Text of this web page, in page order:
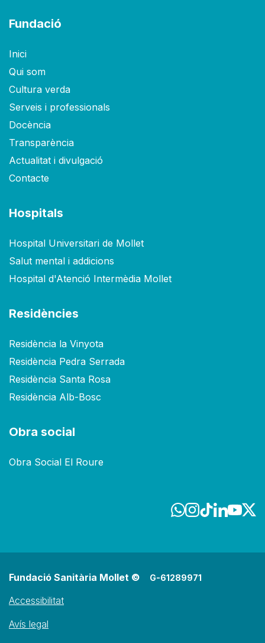
Fundació
Inici
Qui som
Cultura verda
Serveis i professionals
Docència
Transparència
Actualitat i divulgació
Contacte
Hospitals
Hospital Universitari de Mollet
Salut mental i addicions
Hospital d'Atenció Intermèdia Mollet
Residències
Residència la Vinyota
Residència Pedra Serrada
Residència Santa Rosa
Residència Alb-Bosc
Obra social
Obra Social El Roure
Fundació Sanitària Mollet © G-61289971
Accessibilitat
Avís legal